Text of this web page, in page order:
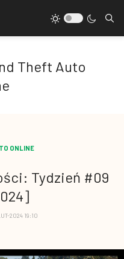
Theft Auto
ONLINE
Tydzień #09
2024 19:10